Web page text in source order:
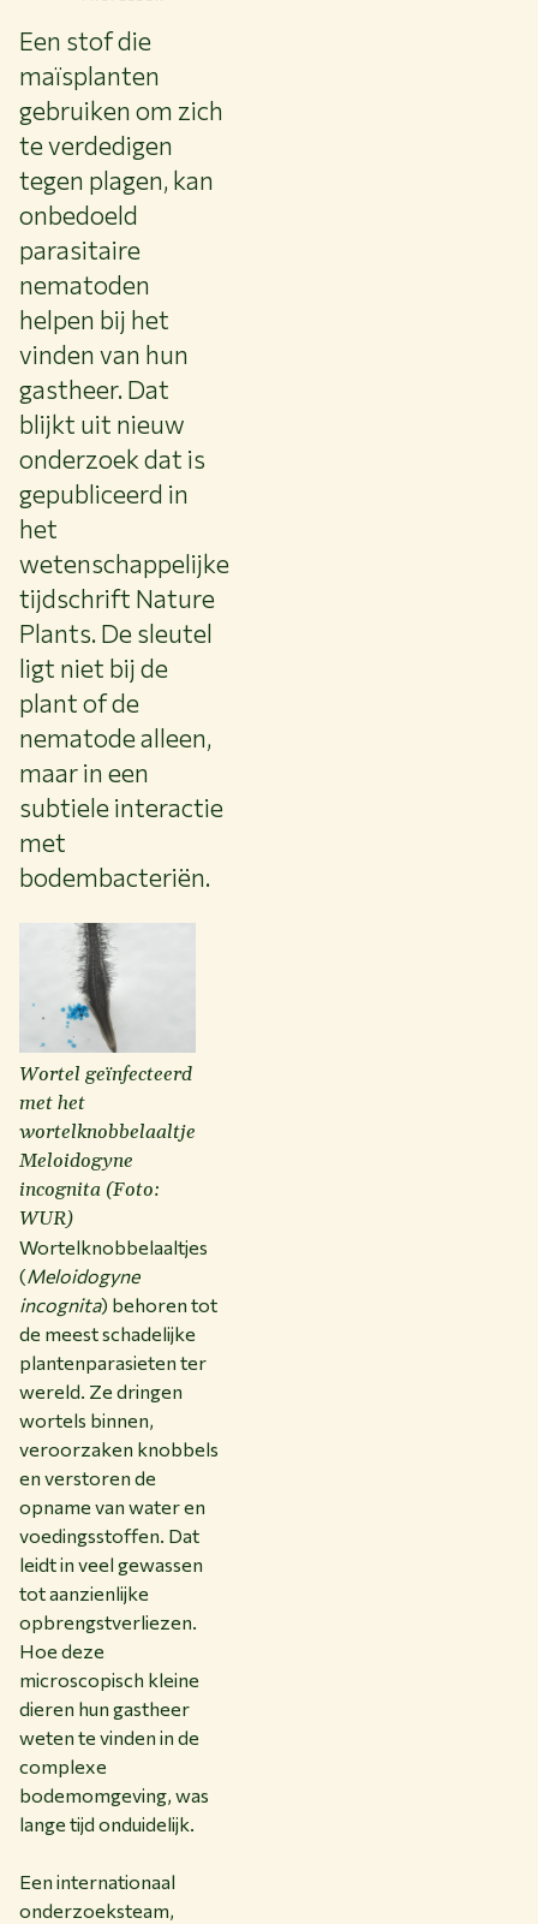
Een stof die
maïsplanten
gebruiken om zich
te verdedigen
tegen plagen, kan
onbedoeld
parasitaire
nematoden
helpen bij het
vinden van hun
gastheer. Dat
blijkt uit nieuw
onderzoek dat is
gepubliceerd in
het
wetenschappelijke
tijdschrift Nature
Plants. De sleutel
ligt niet bij de
plant of de
nematode alleen,
maar in een
subtiele interactie
met
bodembacteriën.
Wortel geïnfecteerd
met het
wortelknobbelaaltje
Meloidogyne
incognita (Foto:
WUR)
Wortelknobbelaaltjes
(Meloidogyne
incognita) behoren tot
de meest schadelijke
plantenparasieten ter
wereld. Ze dringen
wortels binnen,
veroorzaken knobbels
en verstoren de
opname van water en
voedingsstoffen. Dat
leidt in veel gewassen
tot aanzienlijke
opbrengstverliezen.
Hoe deze
microscopisch kleine
dieren hun gastheer
weten te vinden in de
complexe
bodemomgeving, was
lange tijd onduidelijk.
Een internationaal
onderzoeksteam,